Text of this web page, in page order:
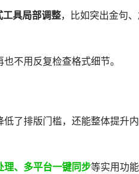
工具局部调整，比如突出金句
不用反复检查格式细节。
了排版门槛，还能整体提升
理、多平台一键同步等实用功